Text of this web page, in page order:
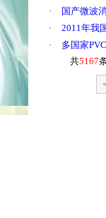
·
国产微波
·
2011年我
·
多国家
共5167